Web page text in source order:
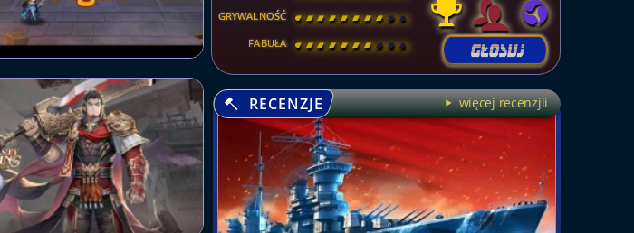
GRYWALNOŚĆ [ \ \ \ \ \ \ \ \ ]
FABUŁA [ \ \ \ \ \ \ \ \ ]
RECENZJE więcej recenzjii